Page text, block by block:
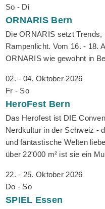
So - Di
ORNARIS Bern
Die ORNARIS setzt
Rampenlicht. Vom 16. - 18.
ORNARIS wie gewohnt in
02. - 04. Oktober 2026
Fr - So
HeroFest Bern
Das Herofest ist DIE
Nerdkultur in der Schweiz -
und fantastische Welten
über 22'000 m² ist sie ein
22. - 25. Oktober 2026
Do - So
SPIEL Essen